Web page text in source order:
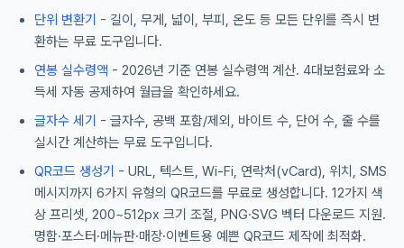
단위 변환기 - 길이, 무게, 넓이, 부피, 온도 등 모든 단위를 즉시 변
환하는 무료 도구입니다.
연봉 실수령액 - 2026년 기준 연봉 실수령액 계산. 4대보험료와 소
득세 자동 공제하여 월급을 확인하세요.
글자수 세기 - 글자수, 공백 포함/제외, 바이트 수, 단어 수, 줄 수를
실시간 계산하는 무료 도구입니다.
QR코드 생성기 - URL, 텍스트, Wi-Fi, 연락처(vCard), 위치, SMS
메시지까지 6가지 유형의 QR코드를 무료로 생성합니다. 12가지 색
상 프리셋, 200~512px 크기 조절, PNG·SVG 벡터 다운로드 지원.
명함·포스터·메뉴판·매장·이벤트용 예쁜 QR코드 제작에 최적화.